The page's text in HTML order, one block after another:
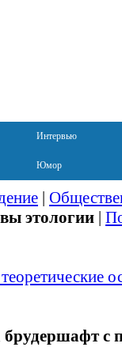
Интервью
Юмор
|
этологии |
с